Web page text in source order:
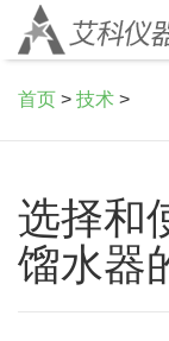
首页 > 技术 >
选择和
馏水器